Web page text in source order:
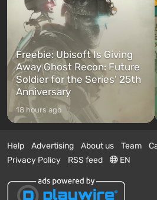
Freebie: Ubisoft Is Giving
Away Ghost Recon: Future
Soldier for the Series’ 25th
Anniversary
18 hours ago
Help Advertising About us Team
Privacy Policy
RSS feed EN